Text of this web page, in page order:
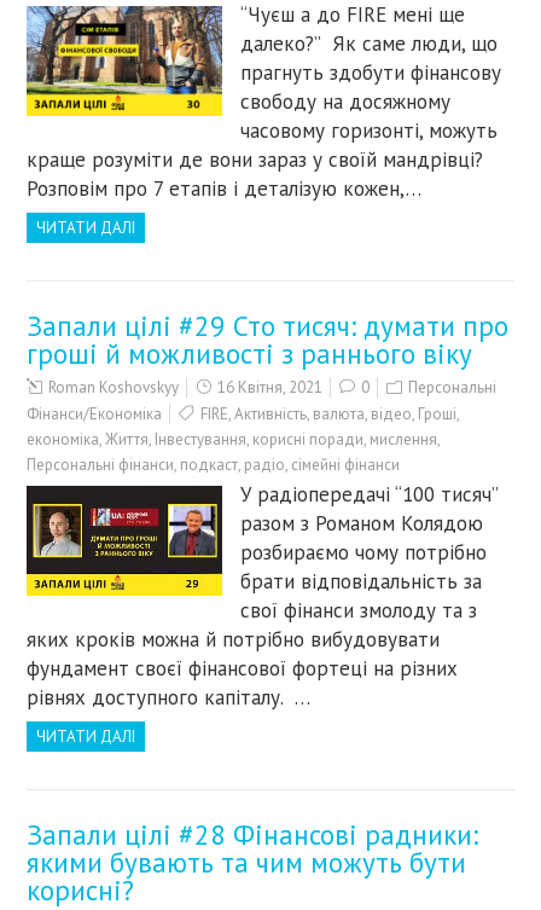
“Чуєш а до FIRE мені ще
далеко?” Як саме люди, що
прагнуть здобути фінансову
свободу на досяжному
часовому горизонті, можуть
краще розуміти де вони зараз у своїй мандрівці?
Розповім про 7 етапів і деталізую кожен,…
ЧИТАТИ ДАЛІ
Запали цілі #29 Сто тисяч: думати про
гроші й можливості з раннього віку
Roman Koshovskyy 16 Квітня, 2021 0
Персональні
Фінанси/Економіка
FIRE,Активність, валюта, відео, Гроші,
економіка,Життя, Інвестування, корисні поради, мислення,
Персональні фінанси, подкаст, радіо, сімейні фінанси
У радіопередачі “100 тисяч”
разом з Романом Колядою
розбираємо чому потрібно
брати відповідальність за
свої фінанси змолоду та з
яких кроків можна й потрібно вибудовувати
фундамент своєї фінансової фортеці на різних
рівнях доступного капіталу. …
ЧИТАТИ ДАЛІ
Запали цілі #28 Фінансові радники:
якими бувають та чим можуть бути
корисні?